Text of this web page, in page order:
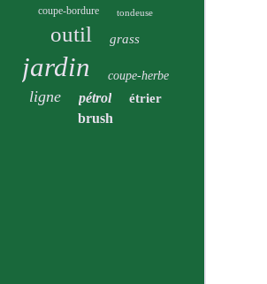
coupe-bordure tondeuse
outil grass
jardin coupe-herbe
ligne pétrol étrier
brush